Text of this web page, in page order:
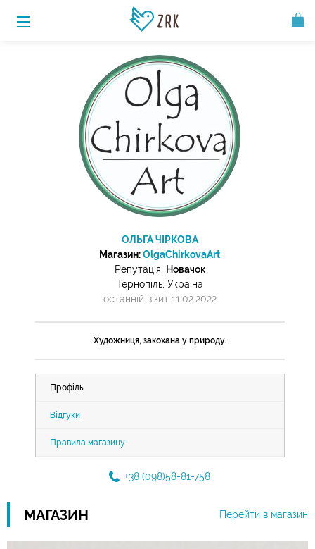
ОЛЬГА ЧІРКОВА
Магазин:OlgaChirkovaArt
Репутація: Новачок
Тернопіль, Україна
останній візит 11.02.2022
Художниця, закохана у природу.
Профіль
Відгуки
Правила магазину
+38 (098)58-81-758
МАГАЗИН Перейти в магазин